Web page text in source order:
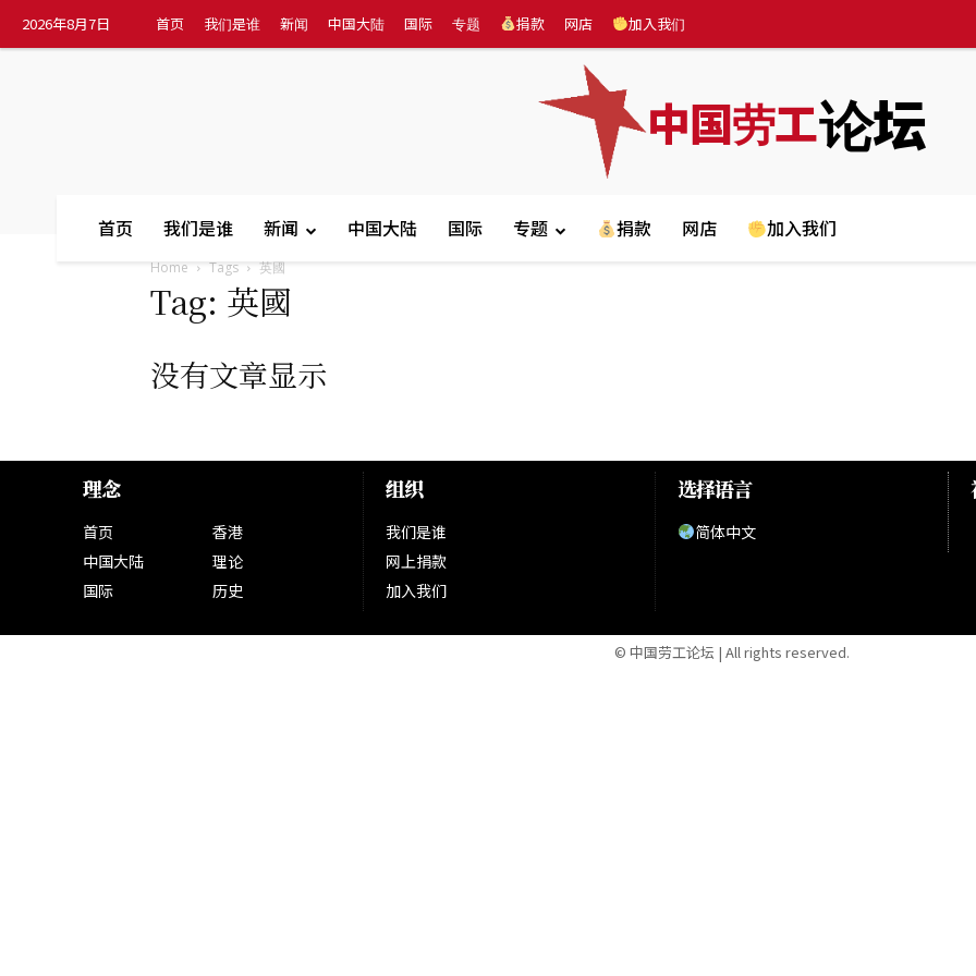
2026年8月7日 首页 我们是谁 新闻 中国大陆 国际 专题 捐款 网店 加入我们
中国劳工论坛
首页 我们是谁 新闻 中国大陆 国际 专题 捐款 网店 加入我们
Home Tags 英國
Tag: 英國
没有文章显示
理念
首页
中国大陆
国际
香港
理论
历史
组织
我们是谁
网上捐款
加入我们
选择语言
简体中文
© 中国劳工论坛 | All rights reserved.